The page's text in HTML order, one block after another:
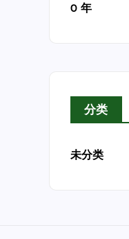
0 年
分类
未分类